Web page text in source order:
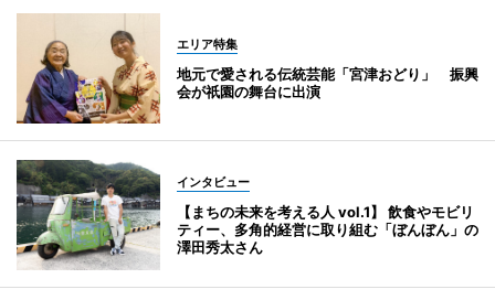
エリア特集
地元で愛される伝統芸能「宮津おどり」 振興
会が祇園の舞台に出演
インタビュー
【まちの未来を考える人 vol.1】 飲食やモビリ
ティー、多角的経営に取り組む「ぼんぼん」の
澤田秀太さん